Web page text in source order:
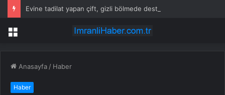
Menü
Anasayfa / Haber
Haber